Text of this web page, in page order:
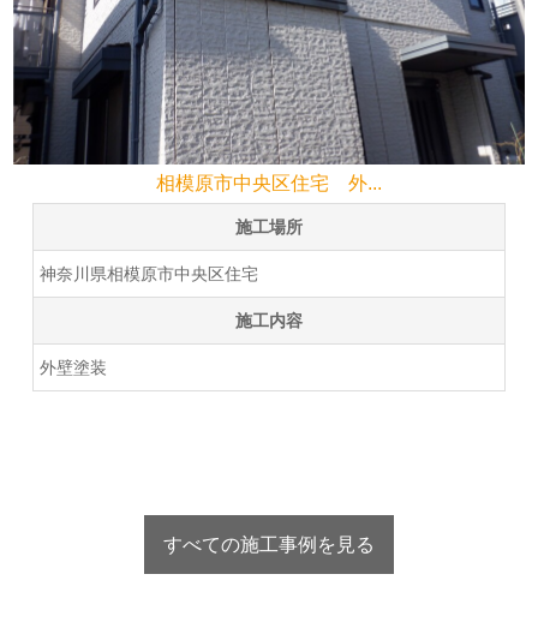
相模原市中央区住宅 外...
施工場所
神奈川県相模原市中央区住宅
施工内容
外壁塗装
すべての施工事例を見る